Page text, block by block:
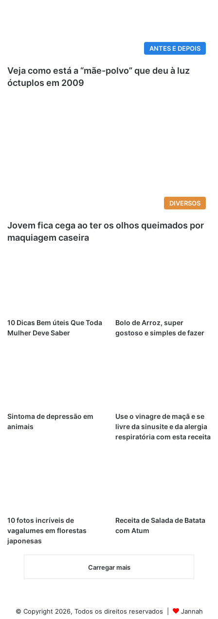
ANTES E DEPOIS
Veja como está a “mãe-polvo” que deu à luz
óctuplos em 2009
DIVERSOS
Jovem fica cega ao ter os olhos queimados por
maquiagem caseira
10 Dicas Bem úteis Que Toda
Mulher Deve Saber
Bolo de Arroz, super
gostoso e simples de fazer
Sintoma de depressão em
animais
Use o vinagre de maçã e se
livre da sinusite e da alergia
respiratória com esta receita
10 fotos incríveis de
vagalumes em florestas
japonesas
Receita de Salada de Batata
com Atum
Carregar mais
© Copyright 2026, Todos os direitos reservados | Jannah